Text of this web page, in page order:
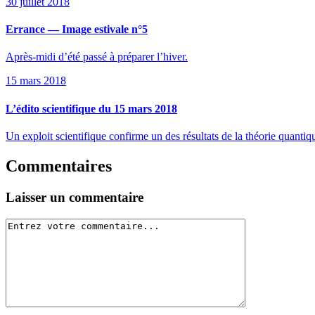
Errance — Image estivale n°5
Après-midi d’été passé à préparer l’hiver.
15 mars 2018
L’édito scientifique du 15 mars 2018
Un exploit scientifique confirme un des résultats de la théorie
Commentaires
Laisser un commentaire